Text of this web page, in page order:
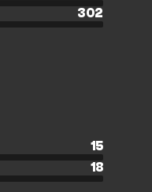
302
15
18